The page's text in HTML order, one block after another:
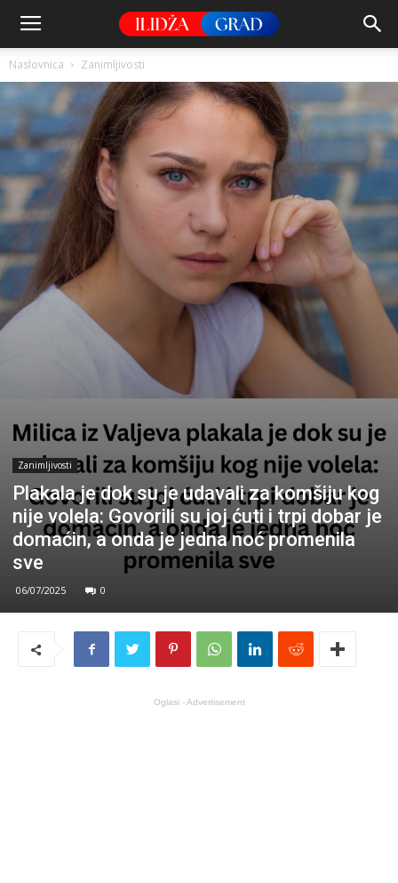
Naslovnica Zanimljivosti
Zanimljivosti
Plakala je dok su je udavali za komšiju kog
nije volela: Govorili su joj ćuti i trpi dobar je
domaćin, a onda je jedna noć promenila
sve
06/07/2025 0
Oglasi - Advertisement